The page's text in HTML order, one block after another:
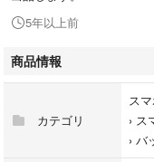
5年以上前
商品情報
カテゴリ
ス
› ス
› バ